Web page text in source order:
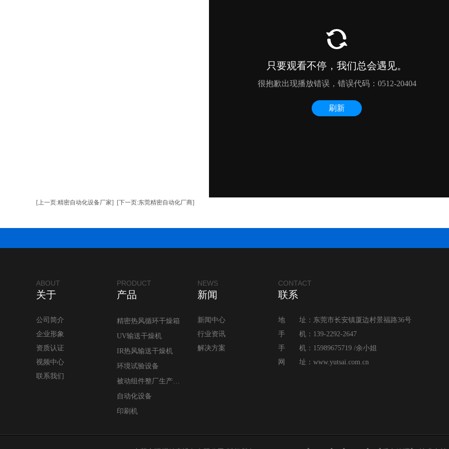
[上一页:精密自动化设备厂家] [下一页:东莞精密自动化厂商]
ABOUT
关于
公司简介
企业形象
资质认证
视频中心
联系我们
PRODUCT
产品
精密热风循环干燥箱
UV输送干燥机
IR热风输送干燥机
环境试验设备
被动组件整厂生产设备
自动化设备
印刷机
NEWS
新闻
新闻中心
行业资讯
解决方案
CONTACT
联系
地 址：东莞市长安镇厦边村景福路36号
手 机：139-2292-2647
手 机：15989675719 /余小姐
网 址： www.yutsai.com.cn